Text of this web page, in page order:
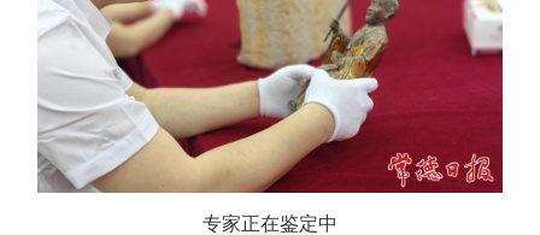
专家正在鉴定中